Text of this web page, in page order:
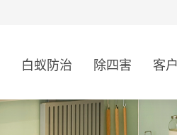
白蚁防治 除四害 客